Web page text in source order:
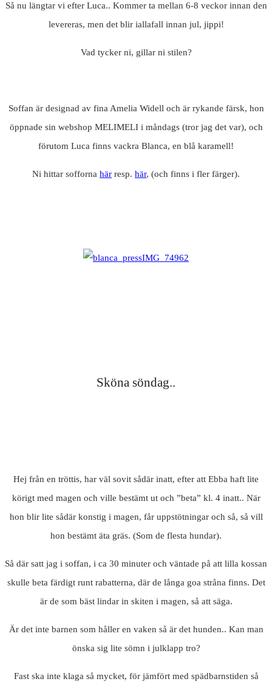
Så nu längtar vi efter Luca.. Kommer ta mellan 6-8 veckor innan den
levereras, men det blir iallafall innan jul, jippi!
Vad tycker ni, gillar ni stilen?
Soffan är designad av fina Amelia Widell och är rykande färsk, hon
öppnade sin webshop MELIMELI i måndags (tror jag det var), och
förutom Luca finns vackra Blanca, en blå karamell!
Ni hittar sofforna här resp. här, (och finns i fler färger).
Sköna söndag..
Hej från en tröttis, har väl sovit sådär inatt, efter att Ebba haft lite
körigt med magen och ville bestämt ut och ”beta” kl. 4 inatt.. När
hon blir lite sådär konstig i magen, får uppstötningar och så, så vill
hon bestämt äta gräs. (Som de flesta hundar).
Så där satt jag i soffan, i ca 30 minuter och väntade på att lilla kossan
skulle beta färdigt runt rabatterna, där de långa goa stråna finns. Det
är de som bäst lindar in skiten i magen, så att säga.
Är det inte barnen som håller en vaken så är det hunden.. Kan man
önska sig lite sömn i julklapp tro?
Fast ska inte klaga så mycket, för jämfört med spädbarnstiden så